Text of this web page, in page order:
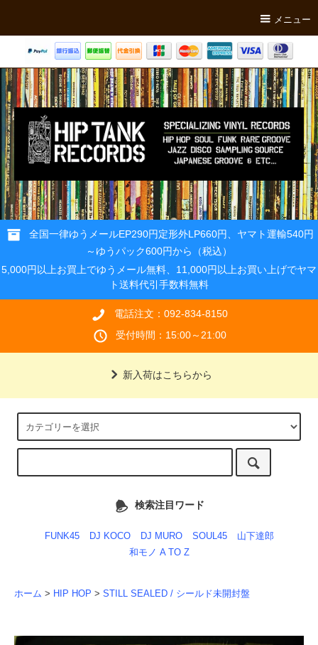
メニュー
全国一律ゆうメールEP290円定形外LP660円、ヤマト運輸540円
～ゆうパック600円から（税込）
5,000円以上お買上でゆうメール無料、11,000円以上お買い上げでヤマ
ト送料代引手数料無料
電話注文：092-834-8150
受付時間：15:00～21:00
新入荷はこちらから
検索注目ワード
FUNK45 DJ KOCO DJ MURO SOUL45
山下達郎
和モノ A TO Z
ホーム > HIP HOP > STILL SEALED / シールド未開封盤